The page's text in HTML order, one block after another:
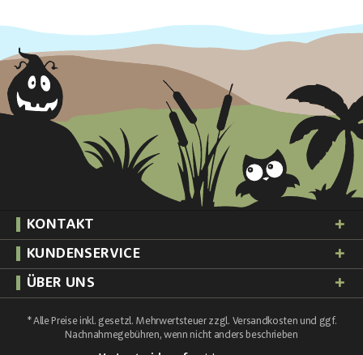
KONTAKT
KUNDENSERVICE
ÜBER UNS
* Alle Preise inkl. gesetzl. Mehrwertsteuer zzgl. Versandkosten und ggf.
Nachnahmegebühren, wenn nicht anders beschrieben